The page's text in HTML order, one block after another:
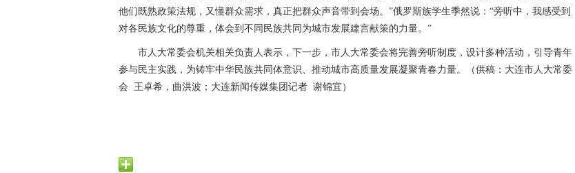
他们既熟政策法规，又懂群众需求，真正把群众声音带到会场。”俄罗斯族学生季然说：“旁听中，我感受到
对各民族文化的尊重，体会到不同民族共同为城市发展建言献策的力量。”
市人大常委会机关相关负责人表示，下一步，市人大常委会将完善旁听制度，设计多种活动，引导青年
参与民主实践，为铸牢中华民族共同体意识、推动城市高质量发展凝聚青春力量。
（供稿：大连市人大常委
会 王卓希，曲洪波；大连新闻传媒集团记者 谢锦宜）